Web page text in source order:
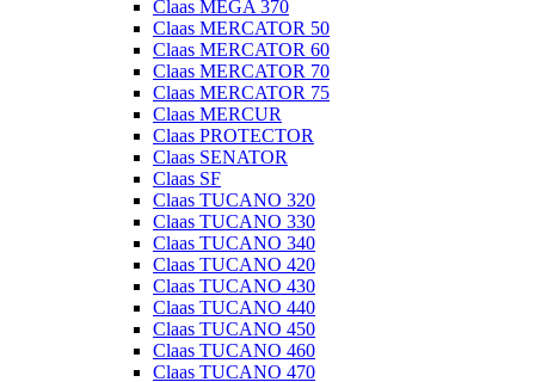
Claas MEGA 370
Claas MERCATOR 50
Claas MERCATOR 60
Claas MERCATOR 70
Claas MERCATOR 75
Claas MERCUR
Claas PROTECTOR
Claas SENATOR
Claas SF
Claas TUCANO 320
Claas TUCANO 330
Claas TUCANO 340
Claas TUCANO 420
Claas TUCANO 430
Claas TUCANO 440
Claas TUCANO 450
Claas TUCANO 460
Claas TUCANO 470